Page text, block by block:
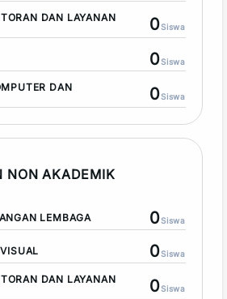
DAN LAYANAN
0Siswa
0Siswa
DAN
0Siswa
NON AKADEMIK
LEMBAGA 0Siswa
0Siswa
DAN LAYANAN
0Siswa